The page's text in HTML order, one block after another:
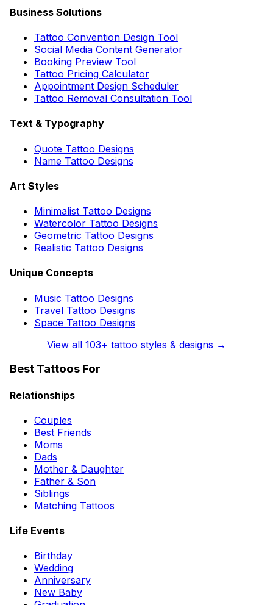
Business Solutions
Tattoo Convention Design Tool
Social Media Content Generator
Booking Preview Tool
Tattoo Pricing Calculator
Appointment Design Scheduler
Tattoo Removal Consultation Tool
Text & Typography
Quote Tattoo Designs
Name Tattoo Designs
Art Styles
Minimalist Tattoo Designs
Watercolor Tattoo Designs
Geometric Tattoo Designs
Realistic Tattoo Designs
Unique Concepts
Music Tattoo Designs
Travel Tattoo Designs
Space Tattoo Designs
View all 103+ tattoo styles & designs →
Best Tattoos For
Relationships
Couples
Best Friends
Moms
Dads
Mother & Daughter
Father & Son
Siblings
Matching Tattoos
Life Events
Birthday
Wedding
Anniversary
New Baby